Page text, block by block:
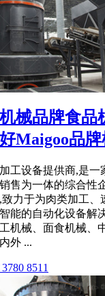
械品牌食品
Maigoo品
工设备提供商,是一
售为一体的综合性
力于为肉类加工、
能的自动化设备解
机械、面食机械、
外 ...
8511